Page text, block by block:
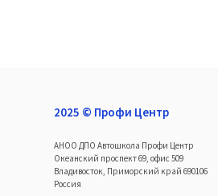
2025 © Профи Центр
АНОО ДПО Автошкола Профи Центр
Океанский проспект 69, офис 509
Владивосток, Приморский край 690106
Россия